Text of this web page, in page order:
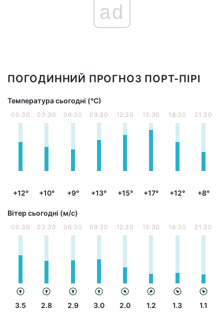
ad
ПОГОДИННИЙ ПРОГНОЗ ПОРТ-ПІРІ
Температура сьогодні (°С)
00:30
+12°
03:30
+10°
06:30
+9°
09:30
+13°
12:30
+15°
15:30
+17°
18:30
+12°
21:30
+8°
Вітер сьогодні (м/с)
00:30
3.5
03:30
2.8
06:30
2.9
09:30
3.0
12:30
2.0
15:30
1.2
18:30
1.3
21:30
1.1